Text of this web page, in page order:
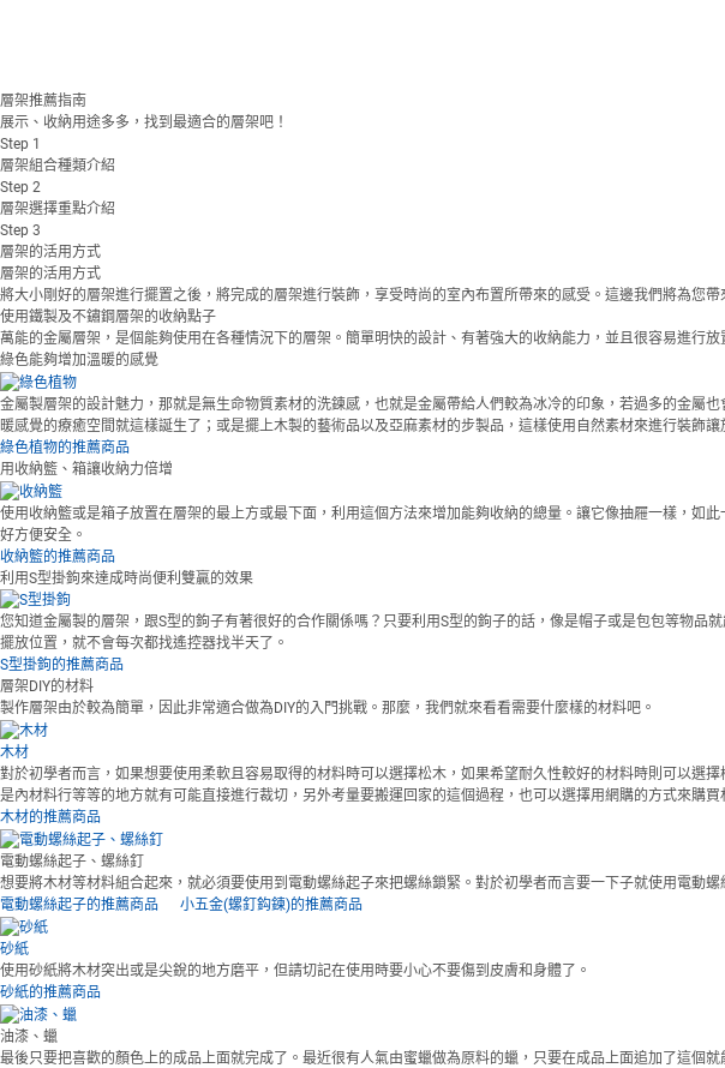
層架推薦指南
展示、收納用途多多，找到最適合的層架吧！
Step 1
層架組合種類介紹
Step 2
層架選擇重點介紹
Step 3
層架的活用方式
層架的活用方式
將大小剛好的層架進行擺置之後，將完成的層架進行裝飾，享受時尚的室內布置所帶來的感受。這邊我們將為您
使用鐵製及不鏽鋼層架的收納點子
萬能的金屬層架，是個能夠使用在各種情況下的層架。簡單明快的設計、有著強大的收納能力，並且很容易進行
綠色能夠增加溫暖的感覺
金屬製層架的設計魅力，那就是無生命物質素材的洗鍊感，也就是金屬帶給人們較為冰冷的印象，若過多的金
暖感覺的療癒空間就這樣誕生了；或是擺上木製的藝術品以及亞麻素材的步製品，這樣使用自然素材來進行裝飾讓
綠色植物的推薦商品
用收納籃、箱讓收納力倍增
使用收納籃或是箱子放置在層架的最上方或最下面，利用這個方法來增加能夠收納的總量。讓它像抽屜一樣，
好方便安全。
收納籃的推薦商品
利用S型掛鉤來達成時尚便利雙贏的效果
您知道金屬製的層架，跟S型的鉤子有著很好的合作關係嗎？只要利用S型的鉤子的話，像是帽子或是包包等物
擺放位置，就不會每次都找遙控器找半天了。
S型掛鉤的推薦商品
層架DIY的材料
製作層架由於較為簡單，因此非常適合做為DIY的入門挑戰。那麼，我們就來看看需要什麼樣的材料吧。
木材
對於初學者而言，如果想要使用柔軟且容易取得的材料時可以選擇松木，如果希望耐久性較好的材料時則可以
是內材料行等等的地方就有可能直接進行裁切，另外考量要搬運回家的這個過程，也可以選擇用網購的方式來購買
木材的推薦商品
電動螺絲起子、螺絲釘
想要將木材等材料組合起來，就必須要使用到電動螺絲起子來把螺絲鎖緊。對於初學者而言要一下子就使用電動
電動螺絲起子的推薦商品
小五金(螺釘鈎鍊)的推薦商品
砂紙
使用砂紙將木材突出或是尖銳的地方磨平，但請切記在使用時要小心不要傷到皮膚和身體了。
砂紙的推薦商品
油漆、蠟
最後只要把喜歡的顏色上的成品上面就完成了。最近很有人氣由蜜蠟做為原料的蠟，只要在成品上面追加了這個就